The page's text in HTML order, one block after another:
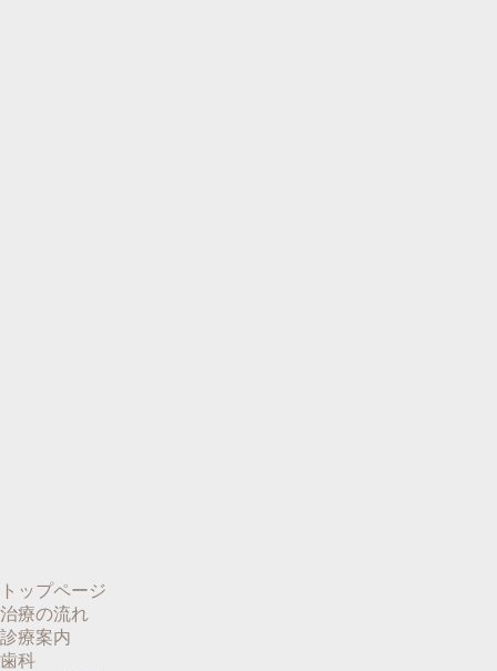
トップページ
治療の流れ
診療案内
歯科